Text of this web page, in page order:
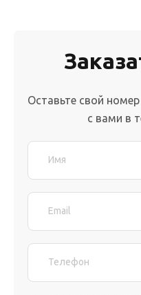
Оставьте свой
с вами в
Имя
Email
Телефон